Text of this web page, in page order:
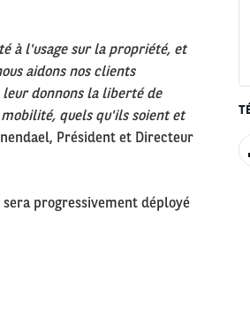
à l'usage sur la propriété, et
aidons nos clients
donnons la liberté de
quels qu'ils soient et
Président et Directeur
progressivement déployé